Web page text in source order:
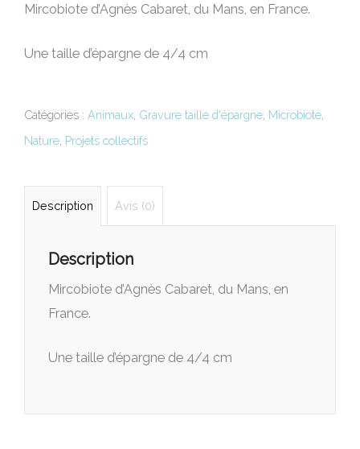
Mircobiote d’Agnès Cabaret, du Mans, en France.
Une taille d’épargne de 4/4 cm
Catégories : Animaux Gravure taille d'épargne Microbiote
Nature Projets collectifs
Description Avis (0)
Description
Mircobiote d’Agnès Cabaret, du Mans, en
France.
Une taille d’épargne de 4/4 cm